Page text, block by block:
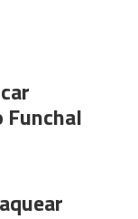
Funchal